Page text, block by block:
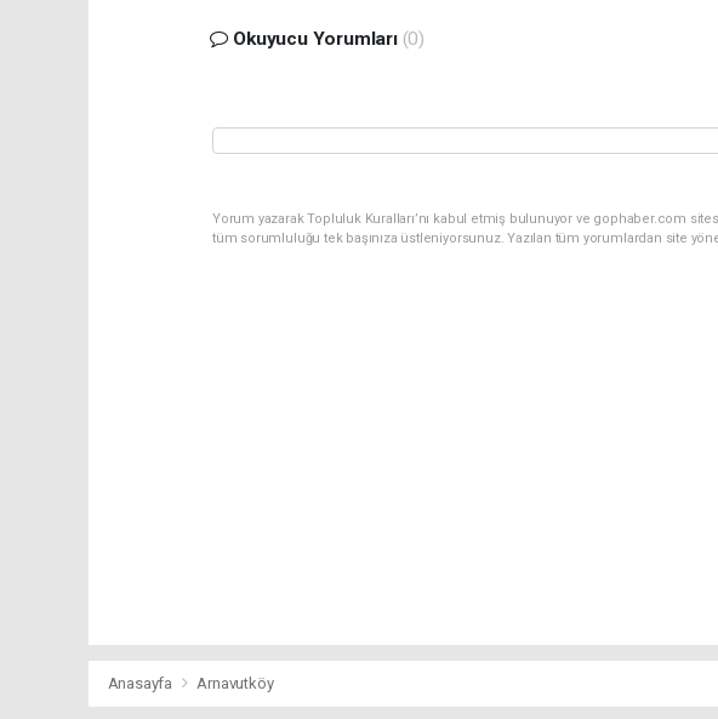
Okuyucu Yorumları (0)
Yorum yazarak Topluluk Kuralları’nı kabul etmiş bulunuyor ve gophaber.com
tüm sorumluluğu tek başınıza üstleniyorsunuz. Yazılan tüm yorumlardan site
Anasayfa Arnavutköy